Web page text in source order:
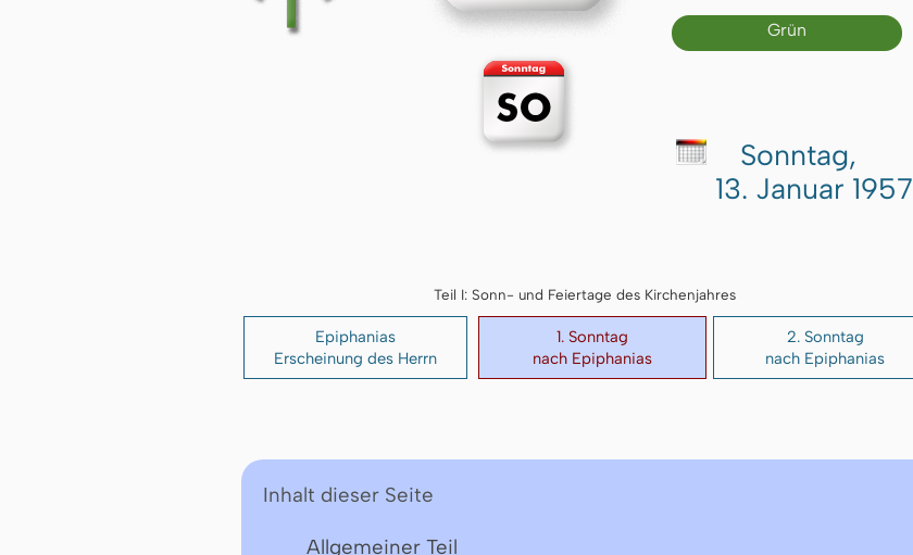
Grün
Sonntag,
13. Januar 1957
Teil I: Sonn- und Feiertage des Kirchenjahres
Epiphanias
Erscheinung des Herrn
1. Sonntag
nach Epiphanias
2. Sonntag
nach Epiphanias
Inhalt dieser Seite
Allgemeiner Teil